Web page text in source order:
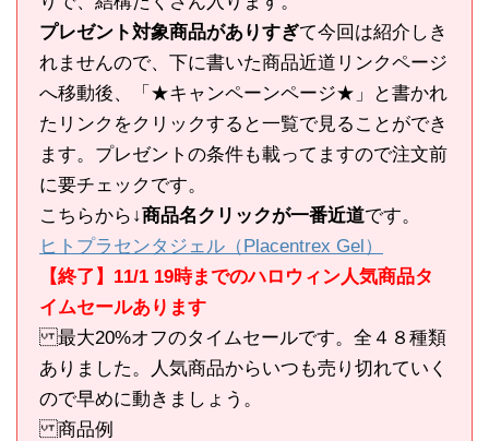
プレゼント対象商品がありすぎて今回は紹介しき
れませんので、下に書いた商品近道リンクページ
へ移動後、「★キャンペーンページ★」と書かれ
たリンクをクリックすると一覧で見ることができ
ます。プレゼントの条件も載ってますので注文前
に要チェックです。
こちらから ↓商品名クリックが一番近道です。
ヒトプラセンタジェル（Placentrex Gel）
【終了】11/1 19時までのハロウィン人気商品タ
イムセールあります
最大20%オフのタイムセールです。全４８種類
ありました。人気商品からいつも売り切れていく
ので早めに動きましょう。
商品例